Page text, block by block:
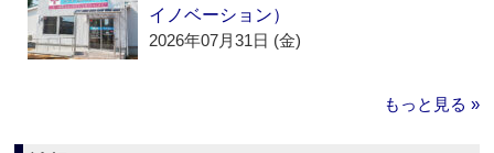
イノベーション）
2026年07月31日 (金)
もっと見る »